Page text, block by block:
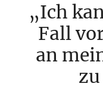
Ich
Fall
an